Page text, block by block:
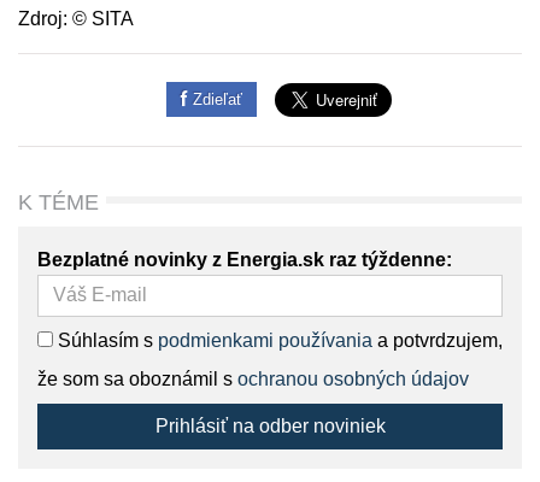
Zdroj: © SITA
Zdieľať
K TÉME
Bezplatné novinky z Energia.sk raz týždenne:
Súhlasím s podmienkami používania a potvrdzujem,
že som sa oboznámil s ochranou osobných údajov
Prihlásiť na odber noviniek